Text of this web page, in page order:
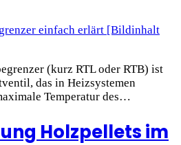
(kurz RTL oder RTB) ist
das in Heizsystemen
Temperatur des…
Holzpellets im